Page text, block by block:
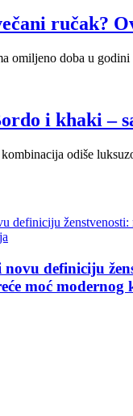
ručak?
omiljeno doba u
i khaki –
odiše